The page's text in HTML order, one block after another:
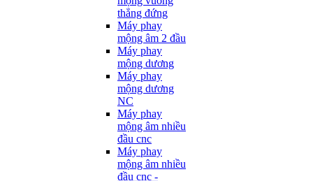
thẳng đứng
Máy phay
mộng âm 2 đầu
Máy phay
mộng dương
Máy phay
mộng dương
NC
Máy phay
mộng âm nhiều
đầu cnc
Máy phay
mộng âm nhiều
đầu cnc -